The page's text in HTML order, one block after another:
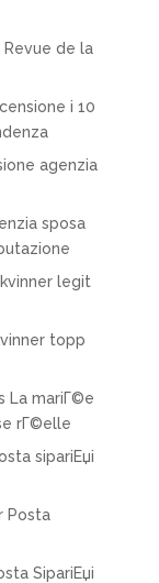
de la
i 10
agenzia
sposa
legit
topp
La mariГ©e
rГ©elle
sipariЕџi
Posta
SipariЕџi